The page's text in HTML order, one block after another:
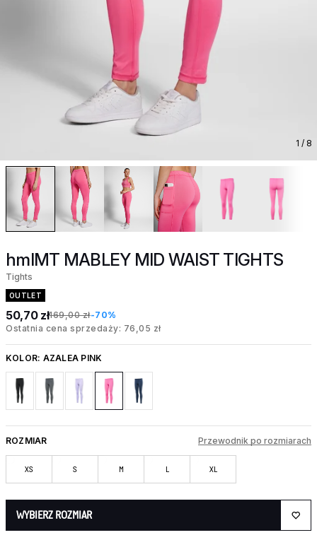
1 / 8
hmlMT MABLEY MID WAIST TIGHTS
Tights
OUTLET
50,70 zł169,00 zł-70%
Ostatnia cena sprzedaży: 76,05 zł
KOLOR: AZALEA PINK
ROZMIAR Przewodnik po rozmiarach
XS S M L XL
WYBIERZ ROZMIAR